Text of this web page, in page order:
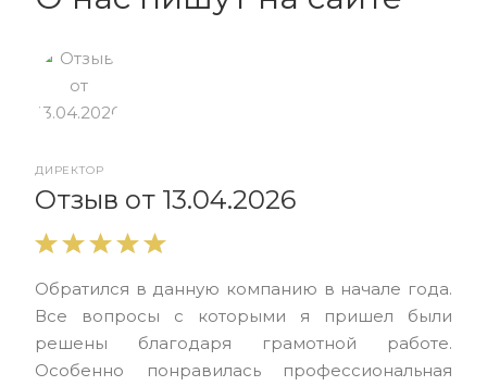
ДИРЕКТОР
Отзыв от 13.04.2026
Обратился в данную компанию в начале года.
Все вопросы с которыми я пришел были
решены благодаря грамотной работе.
Особенно понравилась профессиональная